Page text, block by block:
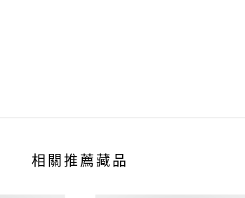
相關推薦藏品